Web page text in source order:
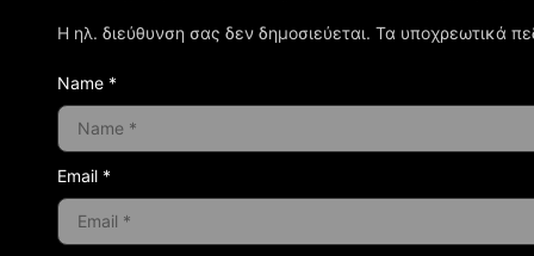
Η ηλ. διεύθυνση σας δεν δημοσιεύεται. Τα υποχρεωτικά
Name *
Email *